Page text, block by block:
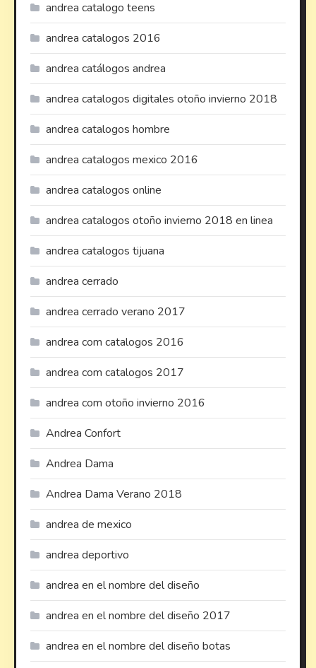
andrea catalogo teens
andrea catalogos 2016
andrea catálogos andrea
andrea catalogos digitales otoño invierno 2018
andrea catalogos hombre
andrea catalogos mexico 2016
andrea catalogos online
andrea catalogos otoño invierno 2018 en linea
andrea catalogos tijuana
andrea cerrado
andrea cerrado verano 2017
andrea com catalogos 2016
andrea com catalogos 2017
andrea com otoño invierno 2016
Andrea Confort
Andrea Dama
Andrea Dama Verano 2018
andrea de mexico
andrea deportivo
andrea en el nombre del diseño
andrea en el nombre del diseño 2017
andrea en el nombre del diseño botas